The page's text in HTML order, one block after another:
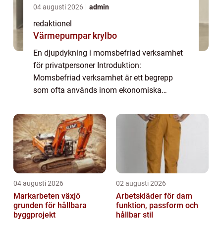
04 augusti 2026 admin
redaktionel
Värmepumpar krylbo
En djupdykning i momsbefriad verksamhet
för privatpersoner Introduktion:
Momsbefriad verksamhet är ett begrepp
som ofta används inom ekonomiska
skattefri verksamhet. I denna artikel kommer
vi att ge en grundlig ö...
04 augusti 2026
Markarbeten växjö
grunden för hållbara
byggprojekt
02 augusti 2026
Arbetskläder för dam
funktion, passform och
hållbar stil